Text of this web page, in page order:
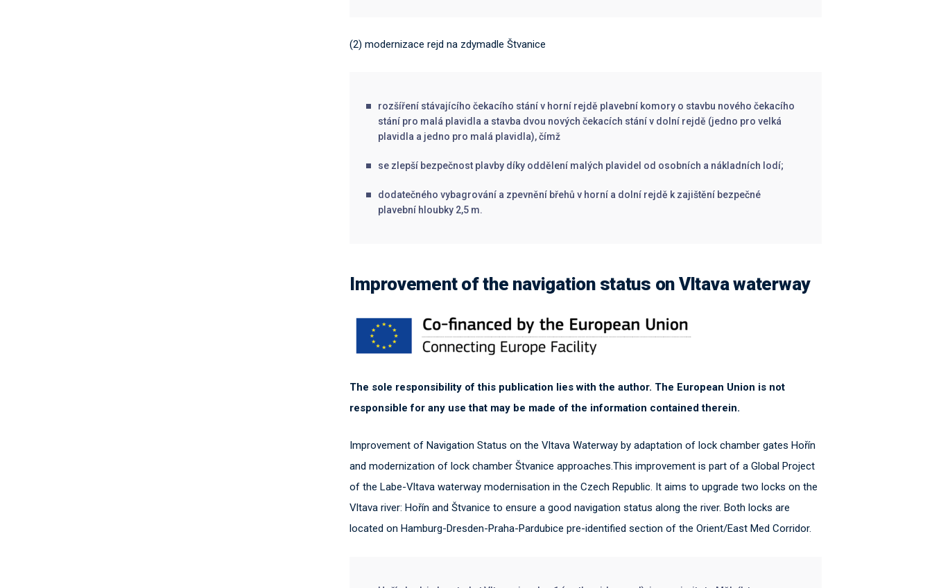
(2) modernizace rejd na zdymadle Štvanice
rozšíření stávajícího čekacího stání v horní rejdě plavební komory o stavbu nového čekacího
stání pro malá plavidla a stavba dvou nových čekacích stání v dolní rejdě (jedno pro velká
plavidla a jedno pro malá plavidla), čímž
se zlepší bezpečnost plavby díky oddělení malých plavidel od osobních a nákladních lodí;
dodatečného vybagrování a zpevnění břehů v horní a dolní rejdě k zajištění bezpečné
plavební hloubky 2,5 m.
Improvement of the navigation status on Vltava waterway
The sole responsibility of this publication lies with the author. The European Union is not
responsible for any use that may be made of the information contained therein.
Improvement of Navigation Status on the Vltava Waterway by adaptation of lock chamber gates Hořín
and modernization of lock chamber Štvanice approaches.This improvement is part of a Global Project
of the Labe-Vltava waterway modernisation in the Czech Republic. It aims to upgrade two locks on the
Vltava river: Hořín and Štvanice to ensure a good navigation status along the river. Both locks are
located on Hamburg-Dresden-Praha-Pardubice pre-identified section of the Orient/East Med Corridor.